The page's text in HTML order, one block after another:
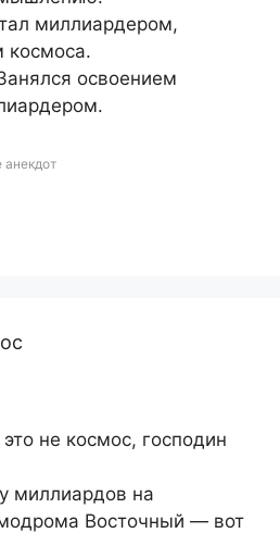
миллиардером,
космоса.
освоением
анекдот
не космос, господин
миллиардов на
Восточный — вот